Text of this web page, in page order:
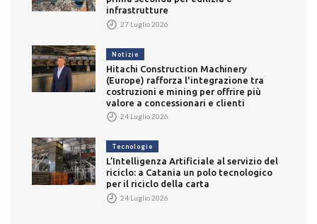
infrastrutture
27 Luglio 2026
Notizie
Hitachi Construction Machinery
(Europe) rafforza l'integrazione tra
costruzioni e mining per offrire più
valore a concessionari e clienti
24 Luglio 2026
Tecnologie
L’Intelligenza Artificiale al servizio del
riciclo: a Catania un polo tecnologico
per il riciclo della carta
24 Luglio 2026